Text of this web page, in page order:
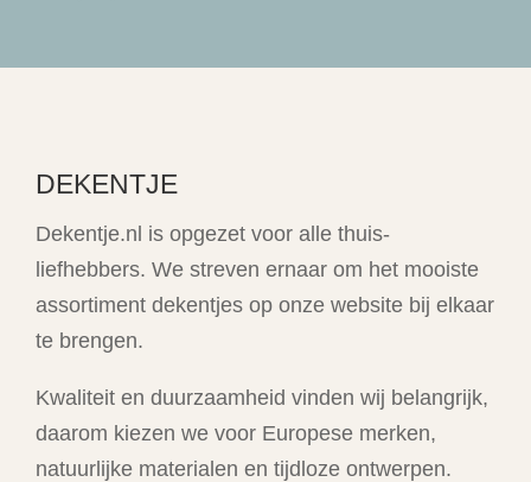
DEKENTJE
Dekentje.nl is opgezet voor alle thuis-
liefhebbers. We streven ernaar om het mooiste
assortiment dekentjes op onze website bij elkaar
te brengen.
Kwaliteit en duurzaamheid vinden wij belangrijk,
daarom kiezen we voor Europese merken,
natuurlijke materialen en tijdloze ontwerpen.